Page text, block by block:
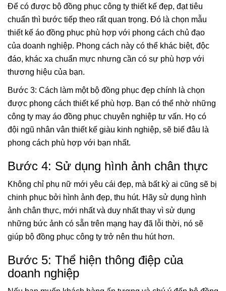
Để có được bộ đồng phục công ty thiết kế đẹp, đạt tiêu
chuẩn thì bước tiếp theo rất quan trọng. Đó là chọn mẫu
thiết kế áo đồng phục phù hợp với phong cách chủ đạo
của doanh nghiệp. Phong cách này có thể khác biệt, độc
đáo, khác xa chuẩn mực nhưng cần có sự phù hợp với
thương hiệu của bạn.
Bước 3: Cách làm một bộ đồng phục đẹp chính là chọn
được phong cách thiết kế phù hợp. Bạn có thể nhờ những
công ty may áo đồng phục chuyên nghiệp tư vấn. Họ có
đội ngũ nhân vân thiết kế giàu kinh nghiệp, sẽ biế đâu là
phong cách phù hợp với bạn nhất.
Bước 4: Sử dụng hình ảnh chân thực
Không chỉ phụ nữ mới yêu cái đẹp, mà bất kỳ ai cũng sẽ bị
chinh phục bởi hình ảnh đẹp, thu hút. Hãy sử dụng hình
ảnh chân thực, mới nhất và duy nhất thay vì sử dụng
những bức ảnh có sẵn trên mạng hay đã lỗi thời, nó sẽ
giúp bộ đồng phục công ty trở nên thu hút hơn.
Bước 5: Thể hiện thông điệp của
doanh nghiệp